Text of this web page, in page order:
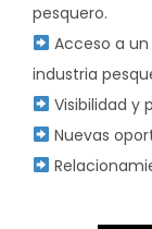
pesquero.
Acceso a
industria
Visibilidad y
Nuevas